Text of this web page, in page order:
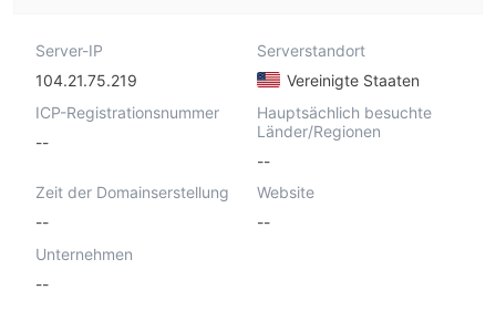
Server-IP
104.21.75.219
Serverstandort
Vereinigte Staaten
ICP-Registrationsnummer
--
Hauptsächlich besuchte
Länder/Regionen
--
Zeit der Domainserstellung
--
Website
--
Unternehmen
--